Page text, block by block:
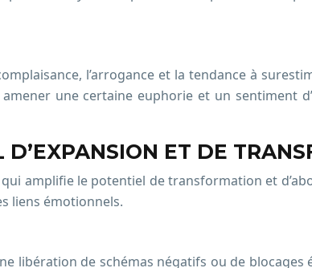
l’arrogance et la tendance à
une certaine euphorie et un sentiment
ET DE
amplifie le potentiel de transformation et
liens émotionnels.
libération de schémas négatifs ou de blocages